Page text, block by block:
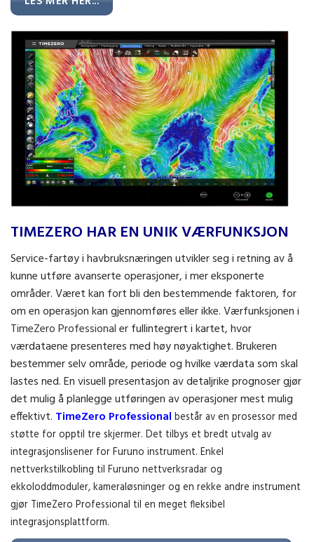
Værfunksjonen i TimeZero Professional er fullintegrert i kartet.
TIMEZERO HAR EN UNIK VÆRFUNKSJON
Service-fartøy i havbruksnæringen utvikler seg i retning av å
kunne utføre avanserte operasjoner, i mer eksponerte
områder. Været kan fort bli den bestemmende faktoren, for
om en operasjon kan gjennomføres eller ikke. Værfunksjonen i
TimeZero Professionaler fullintegrert i kartet, hvor
værdataene presenteres med høy nøyaktighet. Brukeren
bestemmer selv område, periode og hvilke værdata som skal
lastes ned. En visuell presentasjon av detaljrike prognoser gjør
det mulig å planlegge utføringen av operasjoner mest mulig
effektivt. TimeZero Professional består av en prosessor med
støtte for opptil tre skjermer. Det tilbys et bredt utvalg av
integrasjonslisener for Furuno instrument. Enkel
nettverkstilkobling til Furuno nettverksradar og
ekkoloddmoduler, kameraløsninger og en rekke andre instrument
gjør TimeZero Professional til en meget fleksibel
integrasjonsplattform.